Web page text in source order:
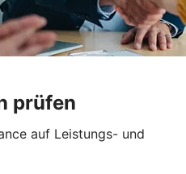
prüfen
auf Leistungs- und